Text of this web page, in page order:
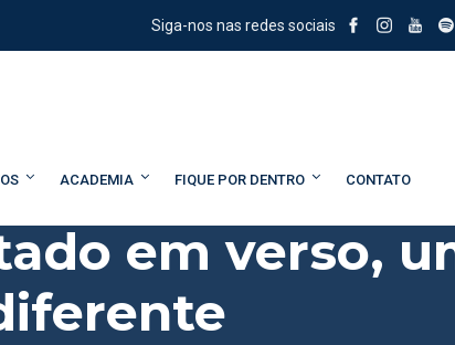
Siga-nos nas redes sociais
ACADEMIA FIQUE POR DENTRO CONTATO
em verso,